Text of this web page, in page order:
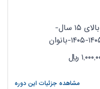
آموزش-شنا-سطح۱تا۴ بالای ۱۵ سال-
ریال
مشاهده جزئیات این دوره